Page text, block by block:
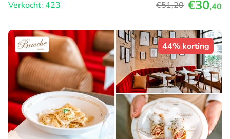
Verkocht: 423
€51,20 €30,40
44% korting